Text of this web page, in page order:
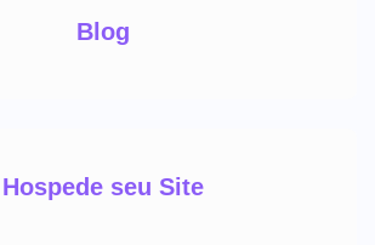
Blog
Hospede seu Site